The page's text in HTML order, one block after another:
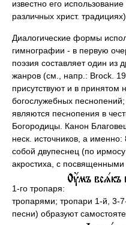
известно его
различных христ. традициях).
Диалогические формы
гимнографии - в первую
поэзия составляет один из
жанров (см., напр.: Brock.
присутствуют и в принятом
богослужебных
являются песнопения в
Богородицы. Канон
неск. источников, а
собой двупеснец (по
акростиха, с
1-го тропаря:
тропарями; тропари 1-й, 3-
песни) образуют